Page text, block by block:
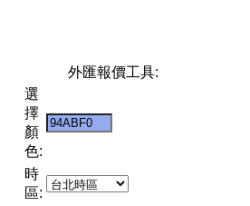
外匯報價工具:
選
擇
顏
色:
時
區: